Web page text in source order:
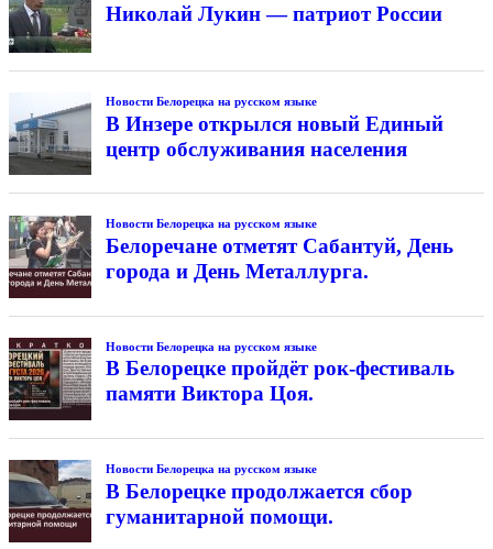
Николай Лукин — патриот России
Новости Белорецка на русском языке
В Инзере открылся новый Единый
центр обслуживания населения
Новости Белорецка на русском языке
Белоречане отметят Сабантуй, День
города и День Металлурга.
Новости Белорецка на русском языке
В Белорецке пройдёт рок-фестиваль
памяти Виктора Цоя.
Новости Белорецка на русском языке
В Белорецке продолжается сбор
гуманитарной помощи.